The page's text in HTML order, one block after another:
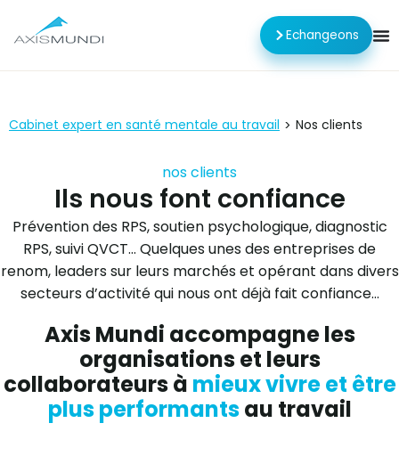
Echangeons
Cabinet expert en santé mentale au travail > Nos clients
nos clients
Ils nous font confiance
Prévention des RPS, soutien psychologique, diagnostic
RPS, suivi QVCT… Quelques unes des entreprises de
renom, leaders sur leurs marchés et opérant dans divers
secteurs d’activité qui nous ont déjà fait confiance…
Axis Mundi accompagne les
organisations et leurs
collaborateurs à mieux vivre et être
plus performantsau travail